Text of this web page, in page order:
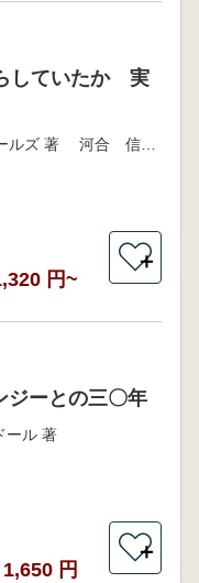
していたか 実
ジョン M.コールズ 著 河合 信和 訳
円~
＋
ジーとの三〇年
ール 著
1,650 円
＋